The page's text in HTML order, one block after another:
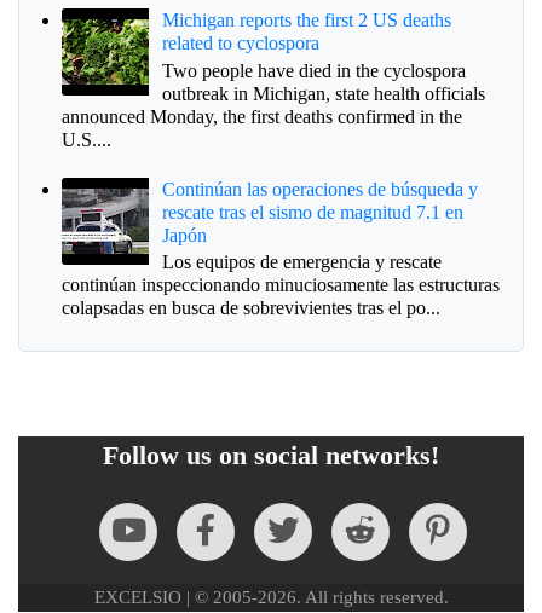
Michigan reports the first 2 US deaths
related to cyclospora
Two people have died in the cyclospora
outbreak in Michigan, state health officials
announced Monday, the first deaths confirmed in the
U.S....
Continúan las operaciones de búsqueda y
rescate tras el sismo de magnitud 7.1 en
Japón
Los equipos de emergencia y rescate
continúan inspeccionando minuciosamente las estructuras
colapsadas en busca de sobrevivientes tras el po...
Follow us on social networks!
EXCELSIO | © 2005-2026. All rights reserved.